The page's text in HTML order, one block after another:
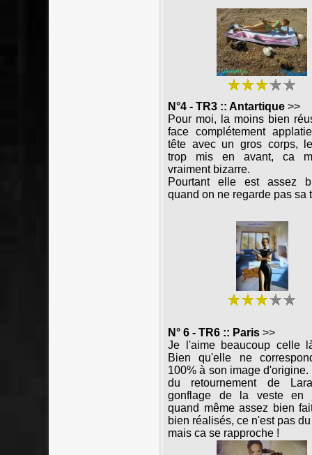
N°4 - TR3 :: Antartique >>
Pour moi, la moins bien
face complétement
tête avec un gros corps,
trop mis en avant, ca
vraiment bizarre.
Pourtant elle est assez
quand on ne regarde pas sa
N° 6 - TR6 :: Paris >>
Je l'aime beaucoup celle
Bien qu'elle ne
100% à son image d'origine.
du retournement de
gonflage de la veste en
quand même assez bien
bien réalisés, ce n'est pas
mais ca se rapproche !